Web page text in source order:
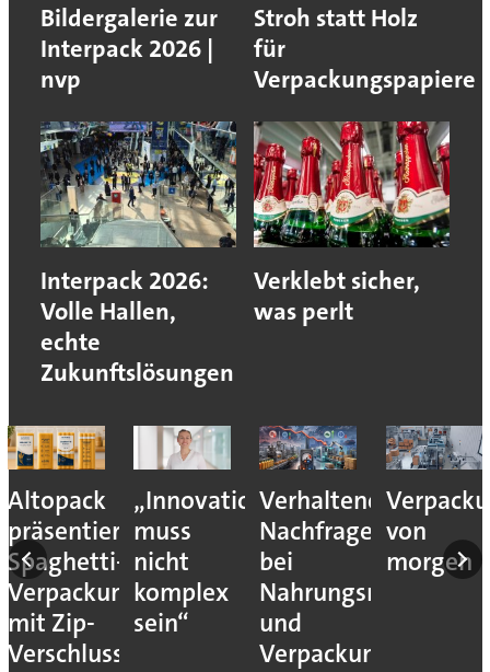
Bildergalerie zur
Interpack 2026 |
nvp
Stroh statt Holz
für
Verpackungspapiere
Interpack 2026:
Volle Hallen,
echte
Zukunftslösungen
Verklebt sicher,
was perlt
Altopack
präsentiert
Spaghetti-
Verpackung
mit Zip-
Verschluss
„Innovation
muss
nicht
komplex
sein“
Verhaltene
Nachfrage
bei
Nahrungsmittel-
und
von
morgen